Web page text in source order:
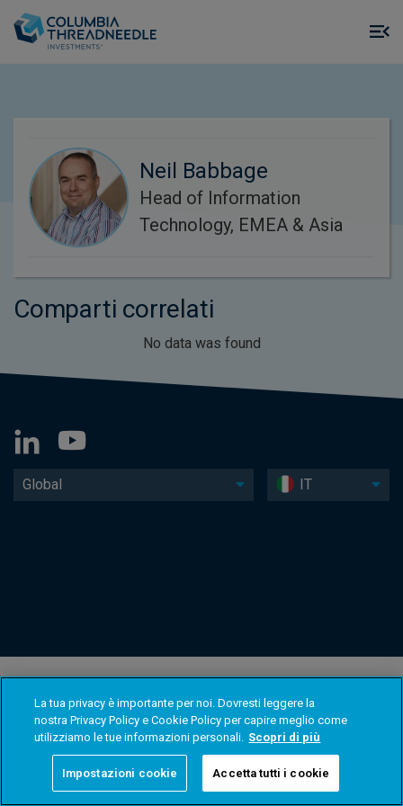
Neil Babbage
Head of Information
Technology, EMEA & Asia
Comparti correlati
No data was found
Global IT
La tua privacy è importante per noi. Dovresti leggere la
nostra Privacy Policy e Cookie Policy per capire meglio come
utilizziamo le tue informazioni personali. Scopri di più
Impostazioni cookie Accetta tutti i cookie